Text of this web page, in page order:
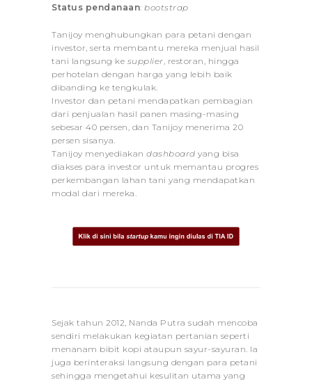
Status pendanaan: bootstrap
Tanijoy menghubungkan para petani dengan
investor, serta membantu mereka menjual hasil
tani langsung ke supplier , restoran, hingga
perhotelan dengan harga yang lebih baik
dibanding ke tengkulak.
Investor dan petani mendapatkan pembagian
dari penjualan hasil panen masing-masing
sebesar 40 persen, dan Tanijoy menerima 20
persen sisanya.
Tanijoy menyediakan dashboard yang bisa
diakses para investor untuk memantau progres
perkembangan lahan tani yang mendapatkan
modal dari mereka.
Sejak tahun 2012, Nanda Putra sudah mencoba
sendiri melakukan kegiatan pertanian seperti
menanam bibit kopi ataupun sayur-sayuran. Ia
juga berinteraksi langsung dengan para petani
sehingga mengetahui kesulitan utama yang